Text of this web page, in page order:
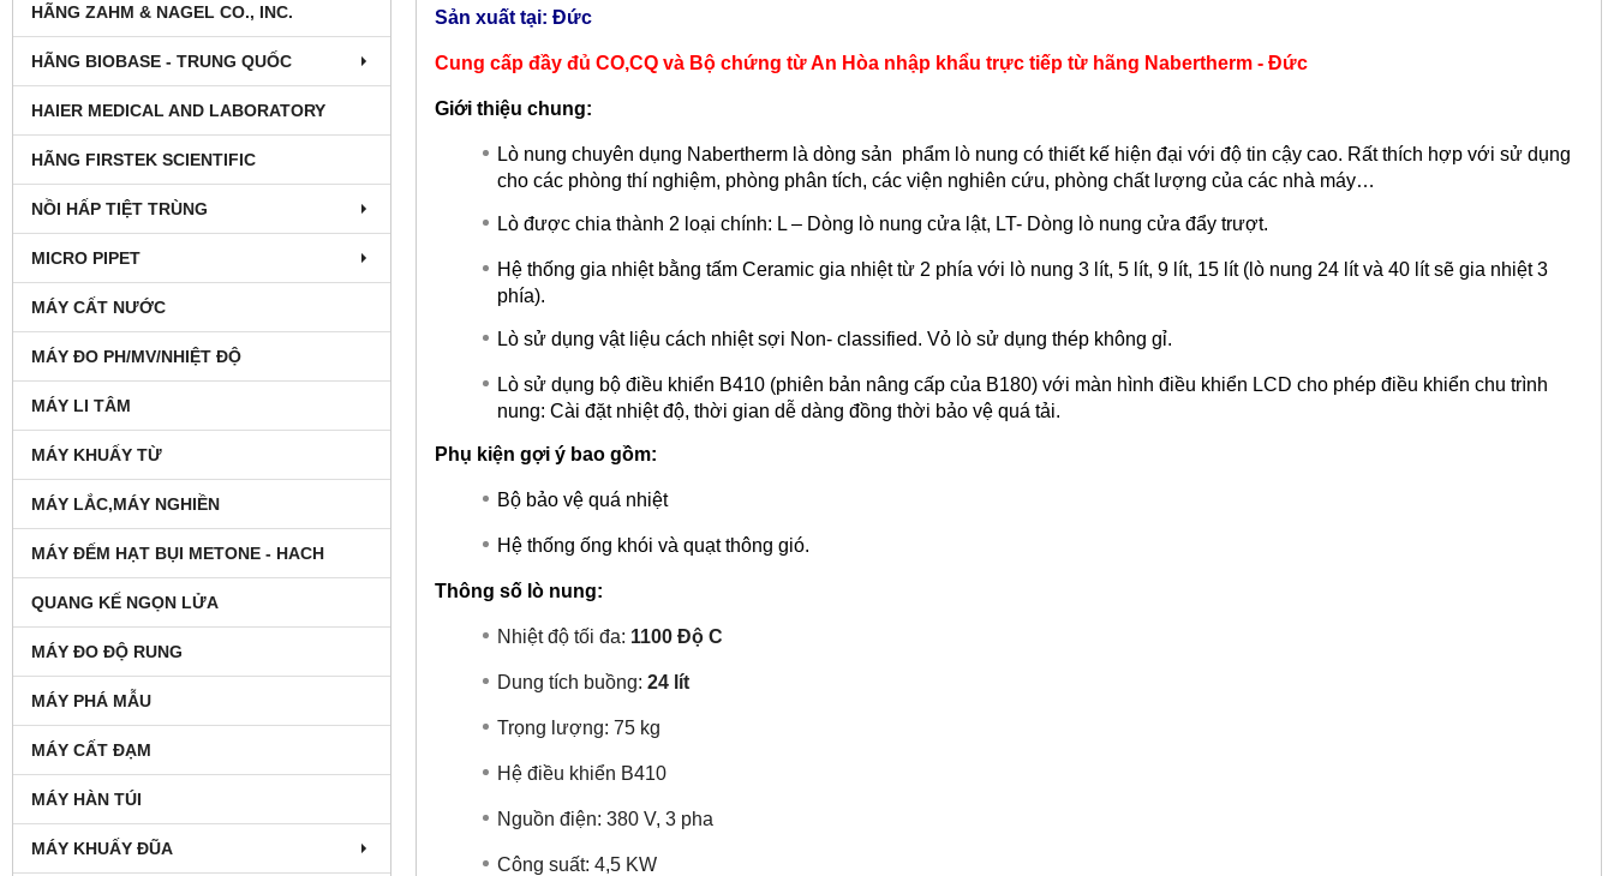
HÃNG ZAHM & NAGEL CO., INC.
HÃNG BIOBASE - TRUNG QUỐC
HAIER MEDICAL AND LABORATORY
HÃNG FIRSTEK SCIENTIFIC
NỒI HẤP TIỆT TRÙNG
MICRO PIPET
MÁY CẤT NƯỚC
MÁY ĐO PH/MV/NHIỆT ĐỘ
MÁY LI TÂM
MÁY KHUẤY TỪ
MÁY LẮC,MÁY NGHIỀN
MÁY ĐẾM HẠT BỤI METONE - HACH
QUANG KẾ NGỌN LỬA
MÁY ĐO ĐỘ RUNG
MÁY PHÁ MẪU
MÁY CẤT ĐẠM
MÁY HÀN TÚI
MÁY KHUẤY ĐŨA
Sản xuất tại: Đức
Cung cấp đầy đủ CO,CQ và Bộ chứng từ An Hòa nhập khẩu trực tiếp từ hãng Nabertherm - Đức
Giới thiệu chung:
Lò nung chuyên dụng Nabertherm là dòng sản phẩm lò nung có thiết kế hiện đại với độ tin cậy cao. Rất thích hợp với sử dụng
cho các phòng thí nghiệm, phòng phân tích, các viện nghiên cứu, phòng chất lượng của các nhà máy…
Lò được chia thành 2 loại chính: L – Dòng lò nung cửa lật, LT- Dòng lò nung cửa đẩy trượt.
Hệ thống gia nhiệt bằng tấm Ceramic gia nhiệt từ 2 phía với lò nung 3 lít, 5 lít, 9 lít, 15 lít (lò nung 24 lít và 40 lít sẽ gia nhiệt 3
phía).
Lò sử dụng vật liệu cách nhiệt sợi Non- classified. Vỏ lò sử dụng thép không gỉ.
Lò sử dụng bộ điều khiển B410 (phiên bản nâng cấp của B180) với màn hình điều khiển LCD cho phép điều khiển chu trình
nung: Cài đặt nhiệt độ, thời gian dễ dàng đồng thời bảo vệ quá tải.
Phụ kiện gợi ý bao gồm:
Bộ bảo vệ quá nhiệt
Hệ thống ống khói và quạt thông gió.
Thông số lò nung:
Nhiệt độ tối đa: 1100 Độ C
Dung tích buồng: 24 lít
Trọng lượng: 75 kg
Hệ điều khiển B410
Nguồn điện: 380 V, 3 pha
Công suất: 4,5 KW